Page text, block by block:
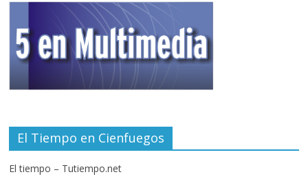
El Tiempo en Cienfuegos
El tiempo – Tutiempo.net